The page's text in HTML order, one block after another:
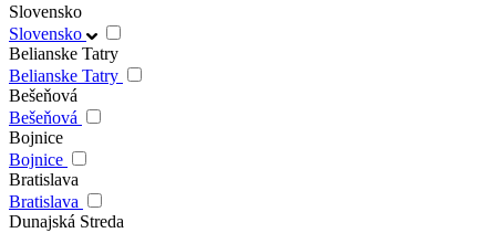
Slovensko
Slovensko
Belianske Tatry
Belianske Tatry
Bešeňová
Bešeňová
Bojnice
Bojnice
Bratislava
Bratislava
Dunajská Streda